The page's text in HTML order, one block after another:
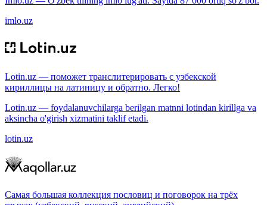
imlo.uz
Lotin.uz — поможет транслитерировать с узбекской
кириллицы на латиницу и обратно. Легко!
Lotin.uz — foydalanuvchilarga berilgan matnni lotindan kirillga va
aksincha o'girish xizmatini taklif etadi.
lotin.uz
Самая большая коллекция пословиц и поговорок на трёх